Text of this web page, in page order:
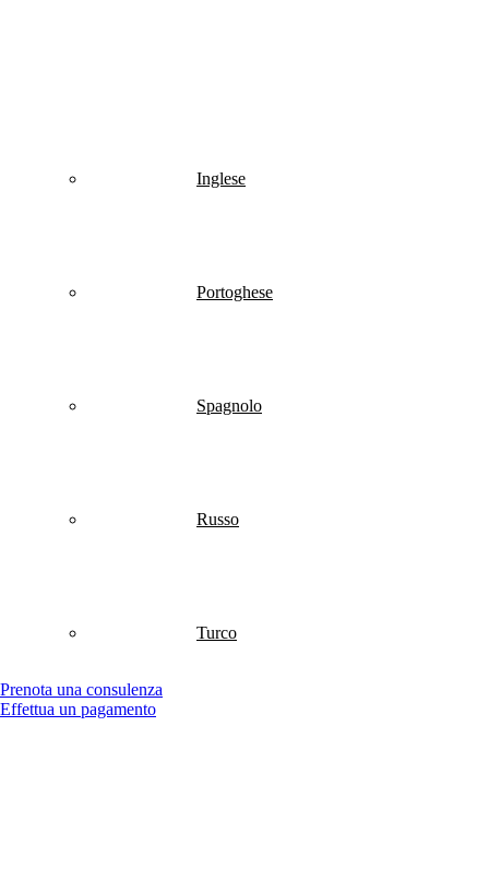
Inglese
Portoghese
Spagnolo
Russo
Turco
Prenota una consulenza
Effettua un pagamento